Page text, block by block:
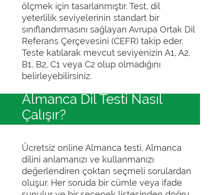
ölçmek için tasarlanmıştır. Test, dil
yeterlilik seviyelerinin standart bir
sınıflandırmasını sağlayan Avrupa Ortak Dil
Referans Çerçevesini (CEFR) takip eder.
Teste katılarak mevcut seviyenizin A1, A2,
B1, B2, C1 veya C2 olup olmadığını
belirleyebilirsiniz.
Almanca Dil Testi Nasıl
Çalışır?
Ücretsiz online Almanca testi, Almanca
dilini anlamanızı ve kullanmanızı
değerlendiren çoktan seçmeli sorulardan
oluşur. Her soruda bir cümle veya ifade